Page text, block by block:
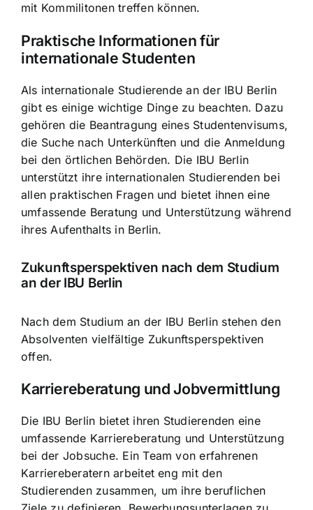
mit Kommilitonen treffen können.
Praktische Informationen für
internationale Studenten
Als internationale Studierende an der IBU Berlin
gibt es einige wichtige Dinge zu beachten. Dazu
gehören die Beantragung eines Studentenvisums,
die Suche nach Unterkünften und die Anmeldung
bei den örtlichen Behörden. Die IBU Berlin
unterstützt ihre internationalen Studierenden bei
allen praktischen Fragen und bietet ihnen eine
umfassende Beratung und Unterstützung während
ihres Aufenthalts in Berlin.
Zukunftsperspektiven nach dem Studium
an der IBU Berlin
Nach dem Studium an der IBU Berlin stehen den
Absolventen vielfältige Zukunftsperspektiven
offen.
Karriereberatung und Jobvermittlung
Die IBU Berlin bietet ihren Studierenden eine
umfassende Karriereberatung und Unterstützung
bei der Jobsuche. Ein Team von erfahrenen
Karriereberatern arbeitet eng mit den
Studierenden zusammen, um ihre beruflichen